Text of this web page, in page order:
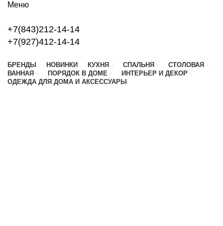
Меню
+7(843)212-14-14
+7(927)412-14-14
БРЕНДЫ НОВИНКИ КУХНЯ СПАЛЬНЯ
СТОЛОВАЯ
ВАННАЯ
ПОРЯДОК В ДОМЕ
ИНТЕРЬЕР И ДЕКОР
ОДЕЖДА ДЛЯ ДОМА И АКСЕССУАРЫ